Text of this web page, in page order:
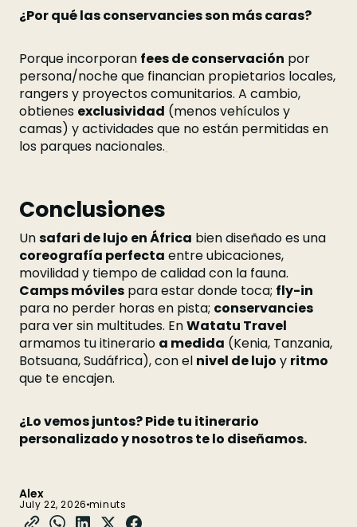
¿Por qué las conservancies son más caras?
Porque incorporan fees de conservación por
persona/noche que financian propietarios locales,
rangers y proyectos comunitarios. A cambio,
obtienes exclusividad (menos vehículos y
camas) y actividades que no están permitidas en
los parques nacionales.
Conclusiones
Unsafari de lujo en África bien diseñado es una
coreografía perfecta entre ubicaciones,
movilidad y tiempo de calidad con la fauna.
Camps móviles para estar donde toca; fly-in
para no perder horas en pista; conservancies
para ver sin multitudes. EnWatatu Travel
armamos tu itinerario a medida (Kenia, Tanzania,
Botsuana, Sudáfrica), con el nivel de lujo y ritmo
que te encajen.
¿Lo vemos juntos? Pide tu itinerario
personalizado y nosotros te lo diseñamos.
Alex
July 22, 2026 minuts